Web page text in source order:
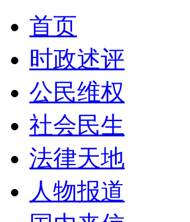
首页
时政述评
公民维权
社会民生
法律天地
人物报道